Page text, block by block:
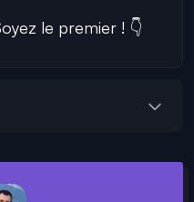
le premier ! 👇